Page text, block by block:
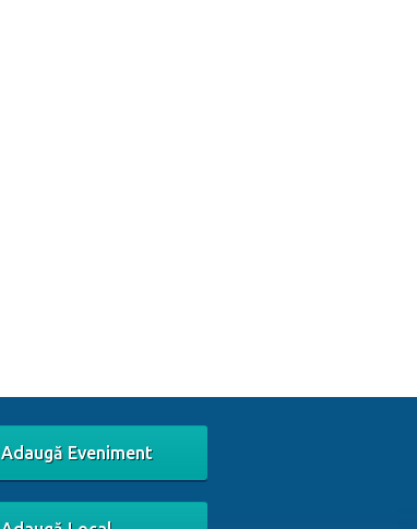
Adaugă Eveniment